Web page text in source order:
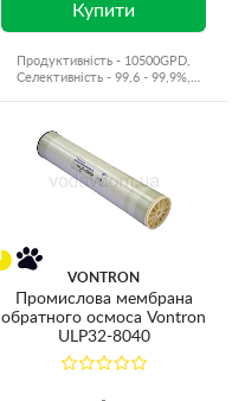
Купити
Продуктивність - 10500GPD,
Селективність - 99,6 - 99,9%,
VONTRON
Промислова мембрана
обратного осмоса Vontron
ULP32-8040